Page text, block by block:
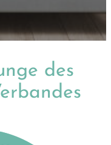
des